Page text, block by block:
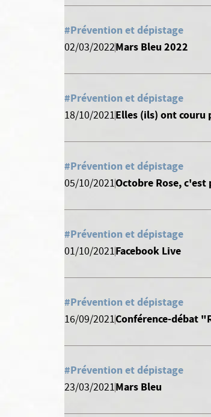
#Prévention et dépistage
02/03/2022Mars Bleu 2022
#Prévention et dépistage
18/10/2021Elles (ils) ont couru
#Prévention et dépistage
05/10/2021Octobre Rose, c'est
#Prévention et dépistage
01/10/2021Facebook Live
#Prévention et dépistage
16/09/2021Conférence-débat
#Prévention et dépistage
23/03/2021Mars Bleu